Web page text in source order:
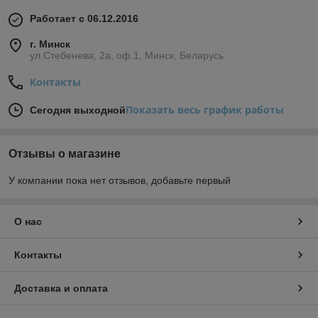
Работает с 06.12.2016
г. Минск
ул.Стебенева, 2а, оф.1, Минск, Беларусь
Контакты
Сегодня выходнойПоказать весь график работы
Отзывы о магазине
У компании пока нет отзывов, добавьте первый
О нас
Контакты
Доставка и оплата